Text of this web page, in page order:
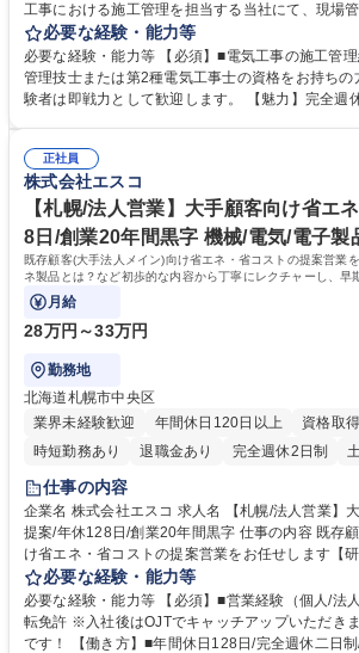
工事における施工管理を担当する当社にて、現場
会社様を顧客とし、1件あたり1～2日で完了する案
質・安全の管理を行います。現場での円滑 なコミュニケーションを通じ
て、住まいの安全と省エネ化を支える役割です《
管理 ■安全管理 ■下請け工事会社への指導 ■管理員
スを保ちながら専門性を磨けます。教育体制も整
アップできる環境です。 募集職種 【東京/電気工事施工管理】年間休日12
8日／残業月20時間以内で安定
必要な経験・能力等
必要な経験・能力等 【必須】■電気工事の施工管
管理技士または第2種電気工事士の資格をお持ち
験者は即戦力として歓迎します。 【魅力】完全週休2日制（土日）で年間
ながら長期的に活躍できる環境です。入社後は先
したマニュアルを通じて、2～3年かけて一人前を
ています。風通しの良い社風で、周囲のサポート
を習得可能です。 学歴・資格 学歴：大学院 大学 高専 短大 専修学校 高校
語学力： 資格：第一種運転免許普通自動車 第二種
事施工管理技士
正社員
株式会社エスコ
【札幌/法人営業】大手顧客向け省エ
8日/創業20年間黒字 機械/電気/電子製
既存顧客(大手法人メイン)向け省エネ・省コストの提案営業
ネ製品とは？など初歩的な内容から丁寧にレクチャーし、早
ローします
月給
28万円～33万円
勤務地
北海道札幌市中央区
業界未経験歓迎
年間休日120日以上
資格取
時短勤務あり
退職金あり 完全週休2日制
仕事の内容
企業名 株式会社エスコ 求人名 【札幌/法人営業】大手顧客向け省エネ製品
提案/年休128日/創業20年間黒字 仕事の内容 既存顧客(大手法人メイン)向
け省エネ・省コストの提案営業をお任せします【
など初歩的な内容から丁寧にレクチャーし、早期
ォローします ＜詳細＞■省エネ機器(空調・照明など)等の商品説明、最適
なプランの提案、受注・契約、導入、導入後フォ
営業です。既に当社製品をご利用されている顧客
必要な経験・能力等
必要な経験・能力等 【必須】■営業経験（個人/法
転免許 ※入社後はOJTでキャッチアップいただき
です！ 【働き方】■年間休日128日/完全週休二日制/長期休暇/育児短時間